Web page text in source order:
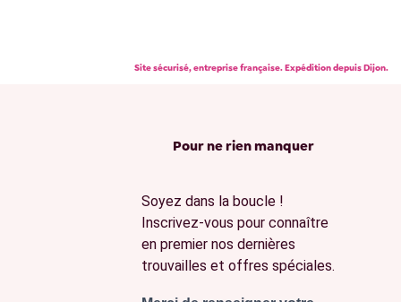
Site sécurisé, entreprise française. Expédition depuis Dijon.
Pour ne rien manquer
Soyez dans la boucle !
Inscrivez-vous pour connaître
en premier nos dernières
trouvailles et offres spéciales.